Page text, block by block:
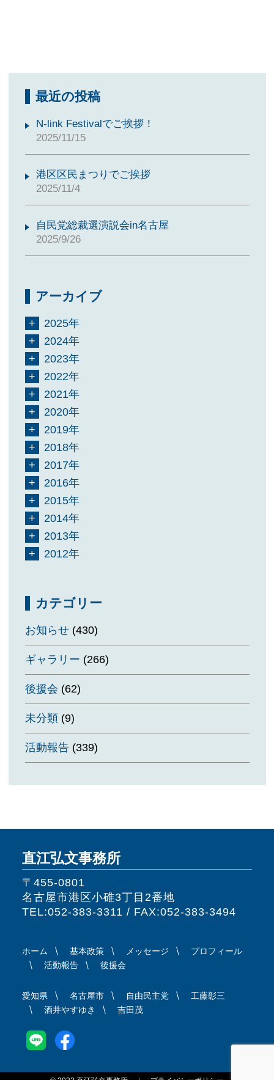
最近の投稿
N-link Festivalでご挨拶！
2025/11/15
港区区民まつりでご挨拶
2025/11/4
自民党総裁選演説会in名古屋
2025/9/26
アーカイブ
2025年
2024年
2023年
2022年
2021年
2020年
2019年
2018年
2017年
2016年
2015年
2014年
2013年
2012年
カテゴリー
お知らせ(430)
ギャラリー (266)
後援会 (62)
未分類(9)
活動報告(339)
直江弘文事務所
〒455-0801
名古屋市港区小碓3丁目2番地
TEL:052-383-3311 / FAX:052-383-3494
ホーム 基本政策 メッセージ
プロフィール
活動報告
後援会
愛知県 名古屋市 自由民主党
工藤彰三
酒井やすゆき
吉田茂